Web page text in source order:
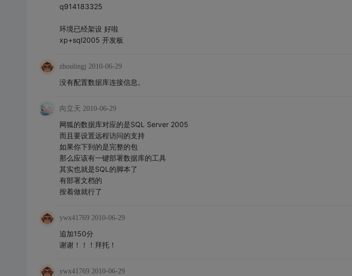
q914183325
环境已经架设 好啦
xp+sql2005 开发板
zhoulingj 2010-06-29
没有配置数据库连接信息。
向立天 2010-06-29
网狐的数据库对应的是SQL Server 2005
而且要设置远程访问的支持
如果你下到的是完整的包
那么应该有一键部署数据库的工具
其实也就是SQL的脚本了
有部署文档的
按着做就行了
ywx41769 2010-06-29
追加150分
谢谢！！！拜托！
ywx41769 2010-06-29